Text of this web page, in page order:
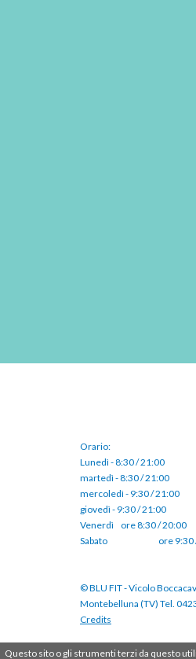
Orario:
Lunedì - 8:30 / 21:00
martedì - 8:30 / 21:00
mercoledì - 9:30 / 21:00
giovedì - 9:30 / 21:00
Venerdì⠀ore 8:30 / 20:00
Sabato ⠀⠀⠀⠀⠀⠀⠀ore 9:30
© BLU FIT - Vicolo
Montebelluna (TV) Tel.
Credits
Questo sito o gli strumenti terzi da questo